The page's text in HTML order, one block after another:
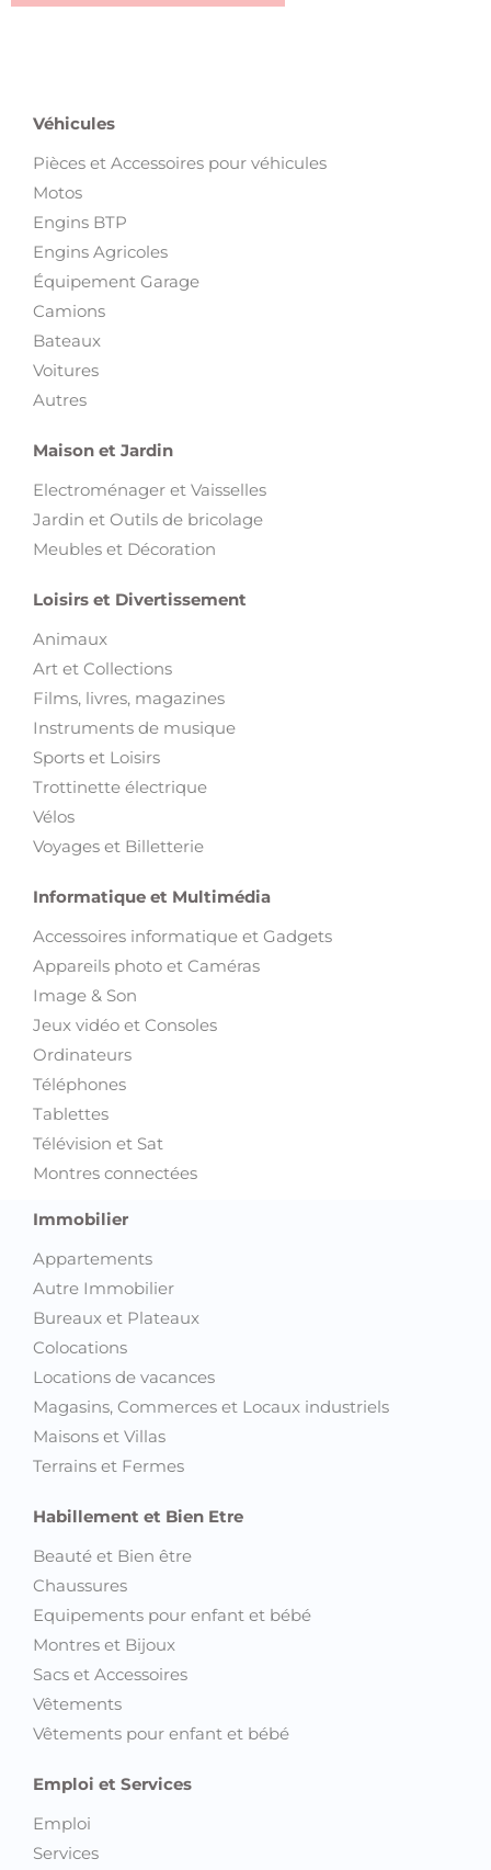
Véhicules
Pièces et Accessoires pour véhicules
Motos
Engins BTP
Engins Agricoles
Équipement Garage
Camions
Bateaux
Voitures
Autres
Maison et Jardin
Electroménager et Vaisselles
Jardin et Outils de bricolage
Meubles et Décoration
Loisirs et Divertissement
Animaux
Art et Collections
Films, livres, magazines
Instruments de musique
Sports et Loisirs
Trottinette électrique
Vélos
Voyages et Billetterie
Informatique et Multimédia
Accessoires informatique et Gadgets
Appareils photo et Caméras
Image & Son
Jeux vidéo et Consoles
Ordinateurs
Téléphones
Tablettes
Télévision et Sat
Montres connectées
Immobilier
Appartements
Autre Immobilier
Bureaux et Plateaux
Colocations
Locations de vacances
Magasins, Commerces et Locaux industriels
Maisons et Villas
Terrains et Fermes
Habillement et Bien Etre
Beauté et Bien être
Chaussures
Equipements pour enfant et bébé
Montres et Bijoux
Sacs et Accessoires
Vêtements
Vêtements pour enfant et bébé
Emploi et Services
Emploi
Services